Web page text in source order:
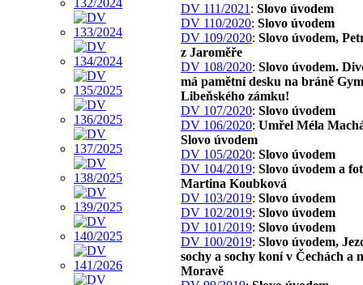
DV 111/2021 : Slovo úvodem
DV 110/2020: Slovo úvodem
DV 109/2020: Slovo úvodem,
z Jaroměře
DV 108/2020: Slovo úvodem.
má pamětní desku na bráně
Libeňského zámku!
DV 107/2020: Slovo úvodem
DV 106/2020: Umřel Méla
Slovo úvodem
DV 105/2020: Slovo úvodem
DV 104/2019: Slovo úvodem a
Martina Koubková
DV 103/2019: Slovo úvodem
DV 102/2019: Slovo úvodem
DV 101/2019: Slovo úvodem
DV 100/2019: Slovo úvodem,
sochy a sochy koní v Čechách a
Moravě